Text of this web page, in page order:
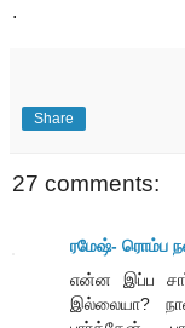
.
Share
27 comments:
ரமேஷ்- ரொம்ப
என்ன இப்ப
இல்லையா?